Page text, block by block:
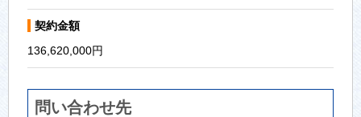
契約金額
136,620,000円
問い合わせ先